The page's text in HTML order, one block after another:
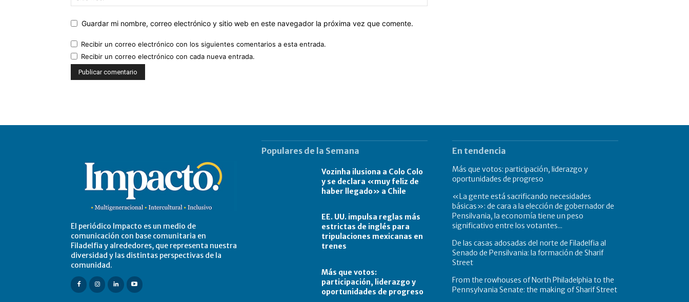
Guardar mi nombre, correo electrónico y sitio web en este navegador la próxima vez que comente.
Recibir un correo electrónico con los siguientes comentarios a esta entrada.
Recibir un correo electrónico con cada nueva entrada.
El periódico Impacto es un medio de
comunicación con base comunitaria en
Filadelfia y alrededores, que representa nuestra
diversidad y las distintas perspectivas de la
comunidad.
Populares de la Semana
Vozinha ilusiona a Colo Colo
y se declara «muy feliz de
haber llegado» a Chile
EE. UU. impulsa reglas más
estrictas de inglés para
tripulaciones mexicanas en
trenes
Más que votos:
participación, liderazgo y
oportunidades de progreso
En tendencia
Más que votos: participación, liderazgo y
oportunidades de progreso
«La gente está sacrificando necesidades
básicas»: de cara a la elección de gobernador de
Pensilvania, la economía tiene un peso
significativo entre los votantes...
De las casas adosadas del norte de Filadelfia al
Senado de Pensilvania: la formación de Sharif
Street
From the rowhouses of North Philadelphia to the
Pennsylvania Senate: the making of Sharif Street